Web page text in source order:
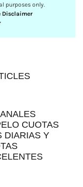
purposes only.
CUOTAS
DIARIAS Y